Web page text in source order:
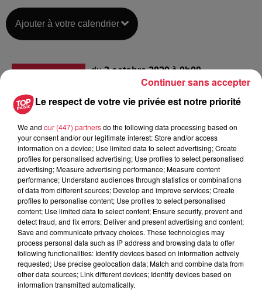
Ajouter à votre calendrier
du3 octobre 2020 à 0h00
Lieu Gresswiller
Organisateur
Moulis Raphaël
0619667401
assos.afg@gmail.com
Tarif Gratuit
Le respect de votre vie privée est notre priorité
We and our (447) partnersdo the following data processing based on
your consent and/or our legitimate interest: Store and/or access
information on a device; Use limited data to select advertising; Create
profiles for personalised advertising; Use profiles to select personalised
advertising; Measure advertising performance; Measure content
performance; Understand audiences through statistics or combinations
of data from different sources; Develop and improve services; Create
profiles to personalise content; Use profiles to select personalised
content; Use limited data to select content; Ensure security, prevent and
detect fraud, and fix errors; Deliver and present advertising and content;
Save and communicate privacy choices. These technologies may
process personal data such as IP address and browsing data to offer
following functionalities: Identify devices based on information actively
requested; Use precise geolocation data; Match and combine data from
other data sources; Link different devices; Identify devices based on
information transmitted automatically.
Continuer sans accepter